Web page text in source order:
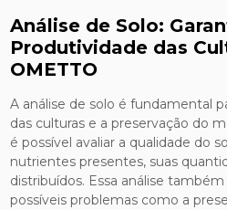
Análise de Solo:
Produtividade das
OMETTO
A análise de solo é fundamental
das culturas e a preservação do
é possível avaliar a qualidade do
nutrientes presentes, suas
distribuídos. Essa análise
possíveis problemas como a